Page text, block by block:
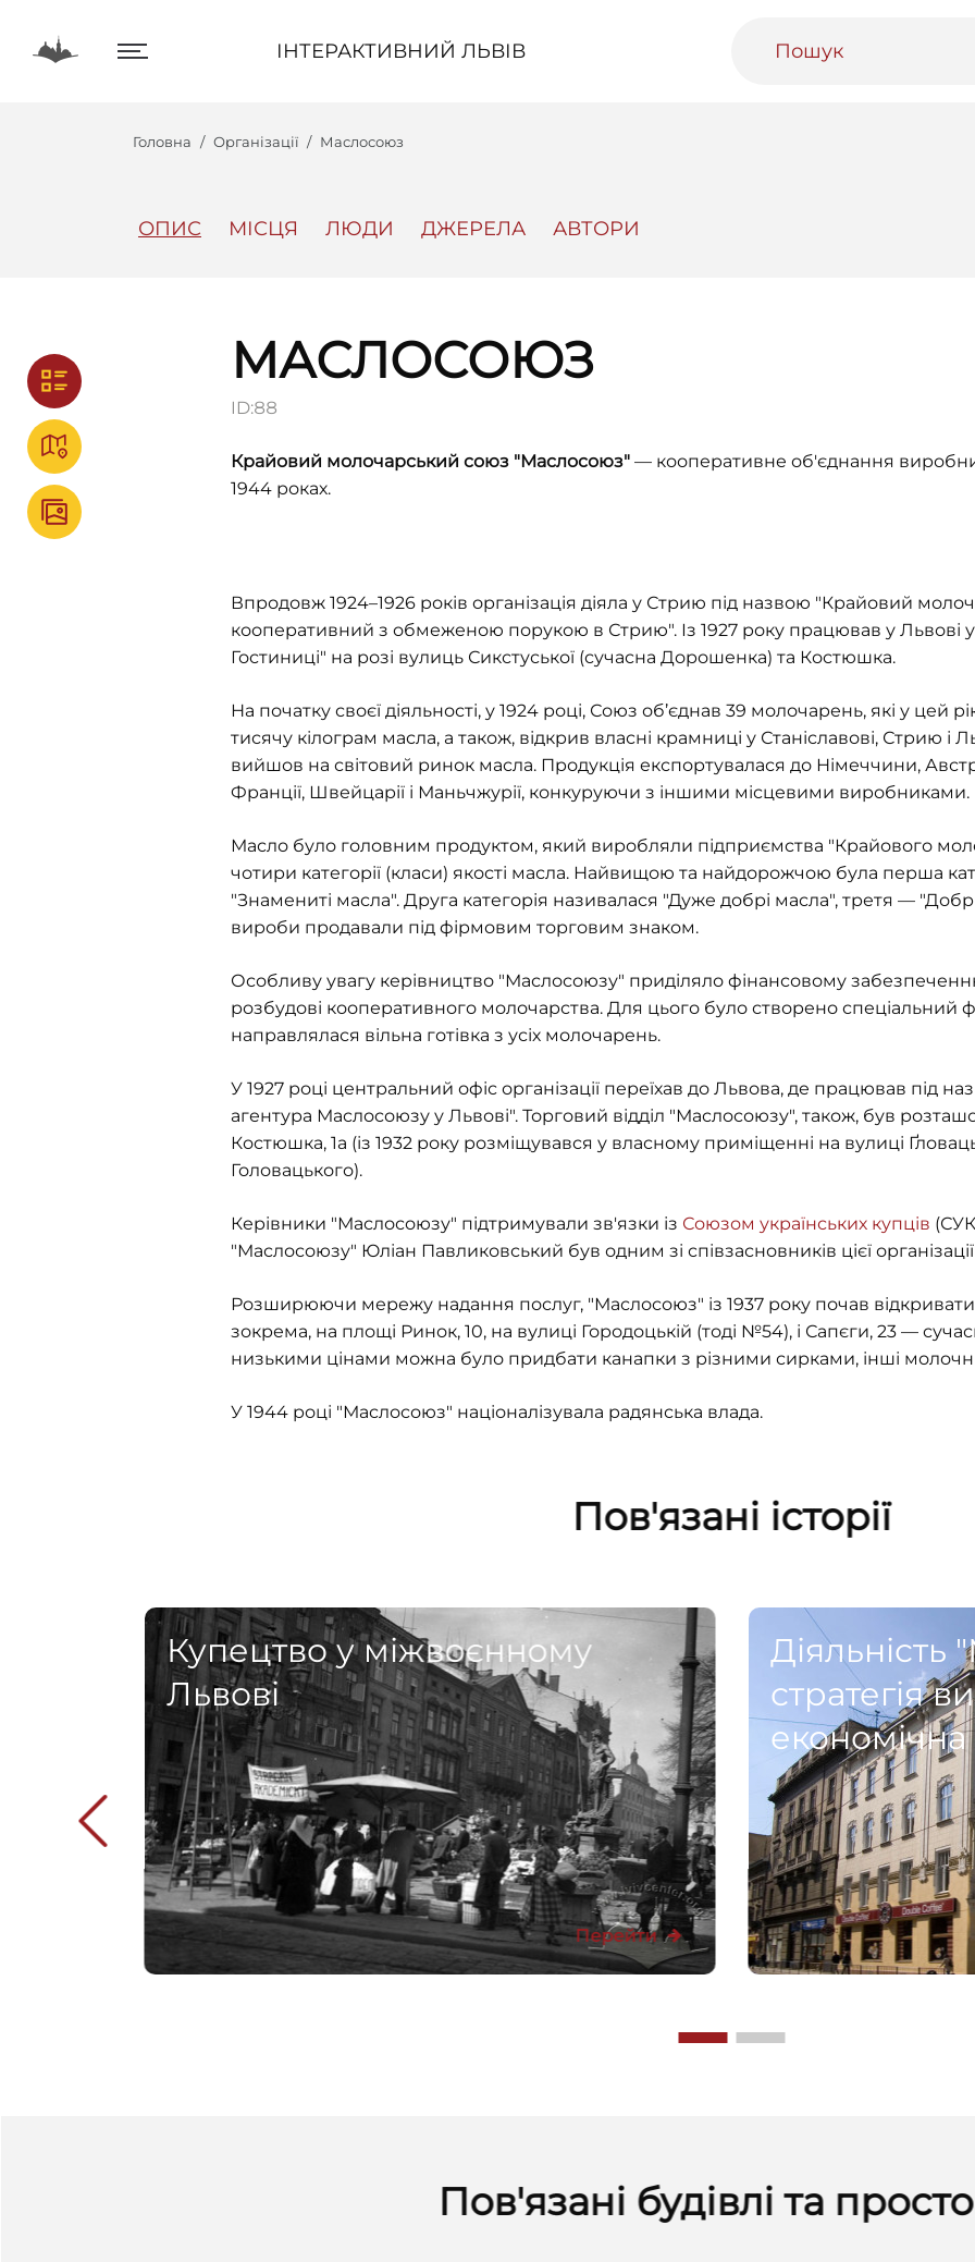
ІНТЕРАКТИВНИЙ ЛЬВІВ
ІНТЕРАКТИВНИЙ ЛЬВІВ
Головна Організації Маслосоюз
ОПИС МІСЦЯ ЛЮДИ ДЖЕРЕЛА АВТОРИ
МАСЛОСОЮЗ
ID:88
Крайовий молочарський союз "Маслосоюз" — кооперативне об'єднання
1944 роках.
Впродовж 1924–1926 років організація діяла у Стрию під назвою "Крайовий
кооперативний з обмеженою порукою в Стрию". Із 1927 року працював у Львові
Гостиниці" на розі вулиць Сикстуської (сучасна Дорошенка) та Костюшка.
На початку своєї діяльності, у 1924 році, Союз об’єднав 39 молочарень, які у цей
тисячу кілограм масла, а також, відкрив власні крамниці у Станіславові, Стрию і
вийшов на світовий ринок масла. Продукція експортувалася до Німеччини,
Франції, Швейцарії і Маньчжурії, конкуруючи з іншими місцевими виробниками.
Масло було головним продуктом, який виробляли підприємства "Крайового
чотири категорії (класи) якості масла. Найвищою та найдорожчою була перша
"Знамениті масла". Друга категорія називалася "Дуже добрі масла", третя —
вироби продавали під фірмовим торговим знаком.
Особливу увагу керівництво "Маслосоюзу" приділяло фінансовому забезпеченню
розбудові кооперативного молочарства. Для цього було створено спеціальний
направлялася вільна готівка з усіх молочарень.
У 1927 році центральний офіс організації переїхав до Львова, де працював під
агентура Маслосоюзу у Львові". Торговий відділ "Маслосоюзу", також, був
Костюшка, 1а (із 1932 року розміщувався у власному приміщенні на вулиці
Головацького).
Керівники "Маслосоюзу" підтримували зв'язки із Союзом українських купців
"Маслосоюзу" Юліан Павликовський був одним зі співзасновників цієї
Розширюючи мережу надання послуг, "Маслосоюз" із 1937 року почав
зокрема, на площі Ринок, 10, на вулиці Городоцькій (тоді №54), і Сапєги, 23 —
низькими цінами можна було придбати канапки з різними сирками, інші
У 1944 році "Маслосоюз" націоналізувала радянська влада.
Пов'язані історії
Купецтво у міжвоєнному
Львові
Перейти
стратегія
Пов'язані будівлі та